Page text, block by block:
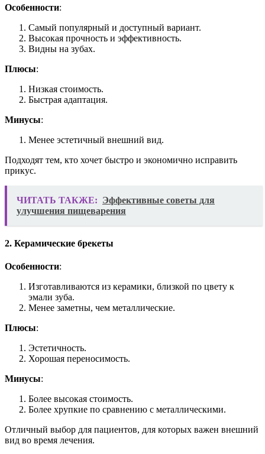
Особенности:
Самый популярный и доступный вариант.
Высокая прочность и эффективность.
Видны на зубах.
Плюсы:
Низкая стоимость.
Быстрая адаптация.
Минусы:
Менее эстетичный внешний вид.
Подходят тем, кто хочет быстро и экономично исправить
прикус.
ЧИТАТЬ ТАКЖЕ: Эффективные советы для
улучшения пищеварения
2. Керамические брекеты
Особенности:
Изготавливаются из керамики, близкой по цвету к
эмали зуба.
Менее заметны, чем металлические.
Плюсы:
Эстетичность.
Хорошая переносимость.
Минусы:
Более высокая стоимость.
Более хрупкие по сравнению с металлическими.
Отличный выбор для пациентов, для которых важен внешний
вид во время лечения.